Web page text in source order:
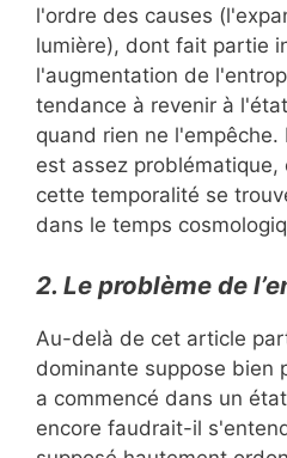
l'ordre des causes
lumière), dont fait partie
l'augmentation de
tendance à revenir à
quand rien ne l'empêche.
est assez
cette temporalité se
dans le temps
2. Le problème de
Au-delà de cet article
dominante suppose bien
a commencé dans un
encore faudrait-il